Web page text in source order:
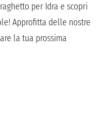
per Idra e scopri
Approfitta delle nostre
la tua prossima